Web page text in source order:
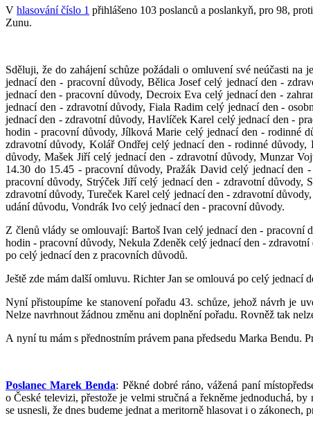
Vhlasování číslo 1 přihlášeno 103 poslanců a poslankyň, pro 98,
Zunu.
Sděluji, že do zahájení schůze požádali o omluvení své neúčasti
jednací den - pracovní důvody, Bělica Josef celý jednací den -
jednací den - pracovní důvody, Decroix Eva celý jednací den -
jednací den - zdravotní důvody, Fiala Radim celý jednací den -
jednací den - zdravotní důvody, Havlíček Karel celý jednací den -
hodin - pracovní důvody, Jílková Marie celý jednací den - rodinné
zdravotní důvody, Kolář Ondřej celý jednací den - rodinné
důvody, Mašek Jiří celý jednací den - zdravotní důvody, Munzar
14.30 do 15.45 - pracovní důvody, Pražák David celý jednací
pracovní důvody, Strýček Jiří celý jednací den - zdravotní důvody,
zdravotní důvody, Tureček Karel celý jednací den - zdravotní
udání důvodu, Vondrák Ivo celý jednací den - pracovní důvody.
Z členů vlády se omlouvají: Bartoš Ivan celý jednací den - pracovní
hodin - pracovní důvody, Nekula Zdeněk celý jednací den -
po celý jednací den z pracovních důvodů.
Ještě zde mám další omluvu. Richter Jan se omlouvá po celý
Nyní přistoupíme ke stanovení pořadu 43. schůze, jehož návrh je
Nelze navrhnout žádnou změnu ani doplnění pořadu. Rovněž tak
A nyní tu mám s přednostním právem pana předsedu Marka Bendu.
Poslanec Marek Benda: Pěkné dobré ráno, vážená paní
o České televizi, přestože je velmi stručná a řekněme jednoduchá,
se usnesli, že dnes budeme jednat a meritorně hlasovat i o